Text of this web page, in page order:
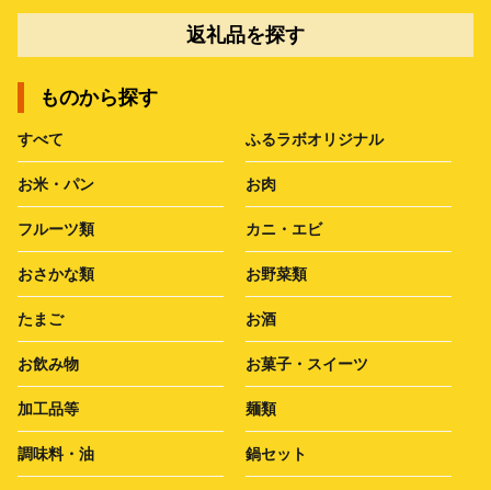
返礼品を探す
ものから探す
すべて ふるラボオリジナル
お米・パン お肉
フルーツ類 カニ・エビ
おさかな類 お野菜類
たまご お酒
お飲み物 お菓子・スイーツ
加工品等 麺類
調味料・油 鍋セット